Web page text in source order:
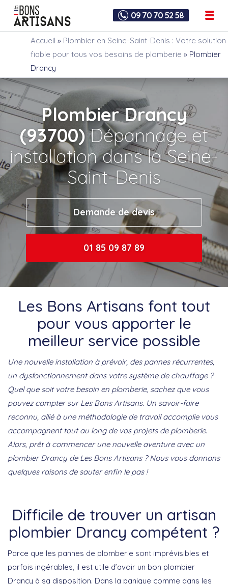
09 70 70 52 58
Accueil » Plombier en Seine-Saint-Denis : Votre solution
fiable pour tous vos besoins de plomberie » Plombier
Drancy
Plombier Drancy
(93700)Dépannage et
installation dans la Seine-
Saint-Denis
Demande de devis
01 85 09 87 89
Les Bons Artisans font tout
pour vous apporter le
meilleur service possible
Une nouvelle installation à prévoir, des pannes récurrentes,
un dysfonctionnement dans votre système de chauffage ?
Quel que soit votre besoin en plomberie, sachez que vous
pouvez compter sur Les Bons Artisans. Un savoir-faire
reconnu, allié à une méthodologie de travail accomplie vous
accompagnent tout au long de vos projets de plomberie.
Alors, prêt à commencer une nouvelle aventure avec un
plombier Drancy de Les Bons Artisans ? Nous vous donnons
quelques raisons de sauter enfin le pas !
Difficile de trouver un artisan
plombier Drancy compétent ?
Parce que les pannes de plomberie sont imprévisibles et
parfois ingérables, il est utile d’avoir un bon plombier
Drancy à sa disposition. Dans la panique comme dans les